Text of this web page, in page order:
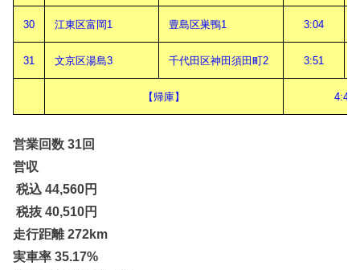
30 江東区富岡1 豊島区巣鴨1 3:04
31 文京区湯島3 千代田区神田須田町2 3:51
【帰庫】 4:42
営業回数 31回
営収
税込 44,560円
税抜 40,510円
走行距離 272km
実車率 35.17%